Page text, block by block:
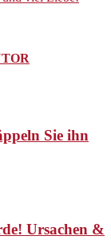
Sie ihn
Ursachen &